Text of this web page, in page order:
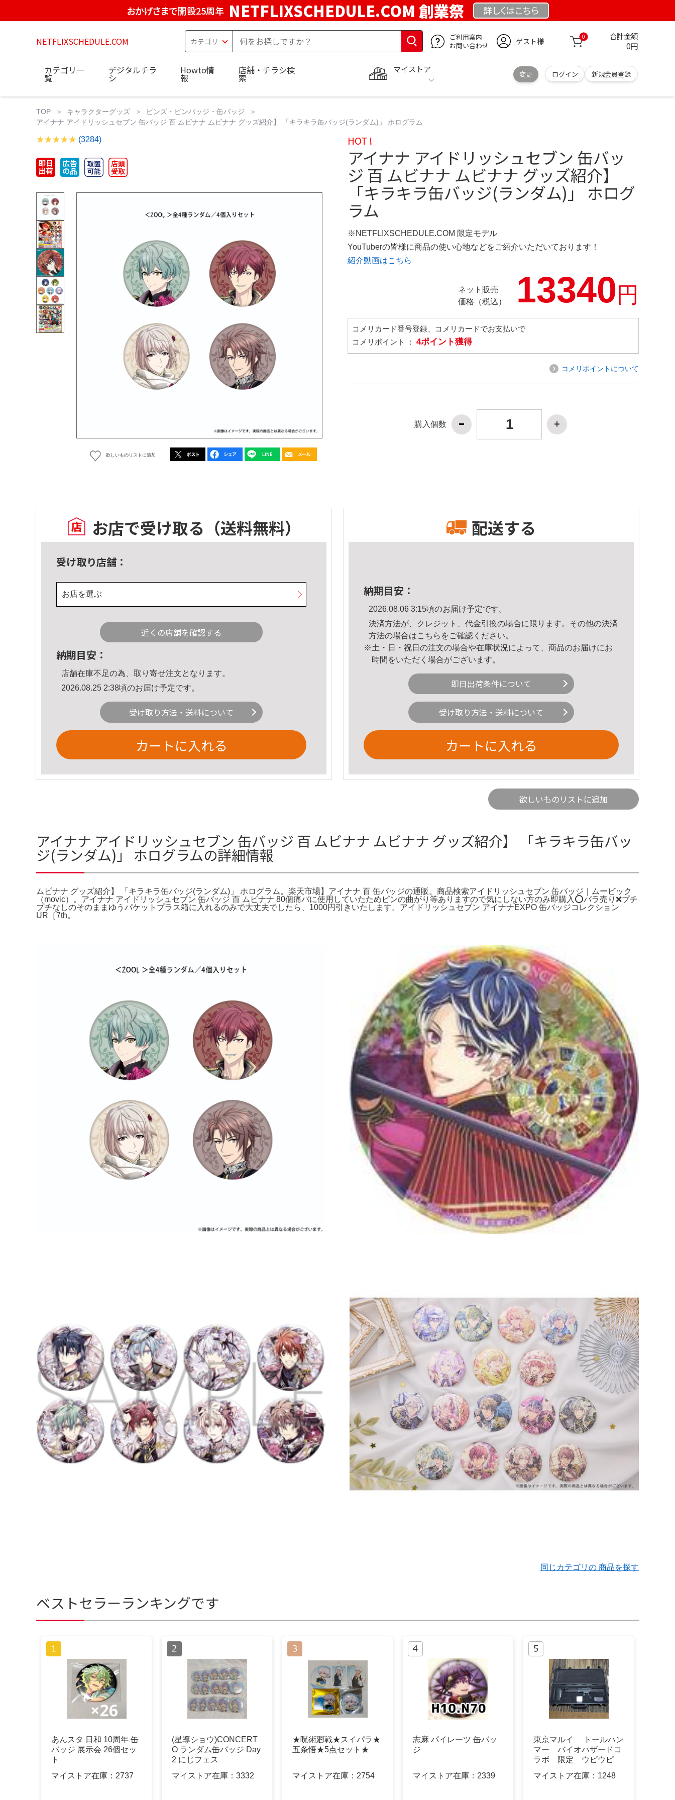
おかげさまで開設25周年 NETFLIXSCHEDULE.COM 創業祭 詳しくはこちら
NETFLIXSCHEDULE.COM
ご利用案内
お問い合わせ
ゲスト様 0 合計金額
0円
マイストア
変更 ログイン 新規会員登録
カテゴリ一
覧
デジタルチラ
シ
Howto情
報
店舗・チラシ検
索
TOP キャラクターグッズ
ピンズ・ピンバッジ・缶バッジ
アイナナ アイドリッシュセブン 缶バッジ 百 ムビナナ ムビナナ グッズ紹介】 「キラキラ缶バッジ(ランダム)」 ホログラム
(3284)
欲しいものリストに追加
HOT !
アイナナ アイドリッシュセブン 缶バッ
ジ 百 ムビナナ ムビナナ グッズ紹介】
「キラキラ缶バッジ(ランダム)」 ホログ
ラム
※NETFLIXSCHEDULE.COM 限定モデル
YouTuberの皆様に商品の使い心地などをご紹介いただいております！
紹介動画はこちら
ネット販売
価格（税込）
13340円
コメリカード番号登録、コメリカードでお支払いで
コメリポイント ： 4ポイント獲得
コメリポイントについて
購入個数
お店で受け取る （送料無料）
受け取り店舗：
お店を選ぶ
近くの店舗を確認する
納期目安：
店舗在庫不足の為、取り寄せ注文となります。
2026.08.25 2:38頃のお届け予定です。
受け取り方法・送料について
カートに入れる
配送する
納期目安：
2026.08.06 3:15頃のお届け予定です。
決済方法が、クレジット、代金引換の場合に限ります。その他の決済
方法の場合はこちら をご確認ください。
※土・日・祝日の注文の場合や在庫状況によって、商品のお届けにお
時間をいただく場合がございます。
即日出荷条件について
受け取り方法・送料について
カートに入れる
欲しいものリストに追加
アイナナ アイドリッシュセブン 缶バッジ 百 ムビナナ ムビナナ グッズ紹介】 「キラキラ缶バッ
ジ(ランダム)」 ホログラムの詳細情報
ムビナナ グッズ紹介】 「キラキラ缶バッジ(ランダム)」 ホログラム。楽天市場】アイナナ 百 缶バッジの通販。商品検索アイドリッシュセブン 缶バッジ｜ムービック
（movic）。アイナナ アイドリッシュセブン 缶バッジ 百 ムビナナ 80個痛バに使用していたためピンの曲がり等ありますので気にしない方のみ即購入⭕️バラ売り❌プチ
プチなしのそのままゆうパケットプラス箱に入れるのみで大丈夫でしたら、1000円引きいたします。アイドリッシュセブン アイナナEXPO 缶バッジコレクション
UR［7th。
同じカテゴリの 商品を探す
ベストセラーランキングです
あんスタ 日和 10周年 缶
バッジ 展示会 26個セッ
ト
マイストア在庫： 2737
(星導ショウ)CONCERT
O ランダム缶バッジ Day
2 にじフェス
マイストア在庫： 3332
★呪術廻戦★スイパラ★
五条悟★5点セット★
マイストア在庫： 2754
志麻 パイレーツ 缶バッ
ジ
マイストア在庫： 2339
東京マルイ トールハン
マー バイオハザードコ
ラボ 限定 ウピウピ
隊 サイン入り
マイストア在庫： 1248